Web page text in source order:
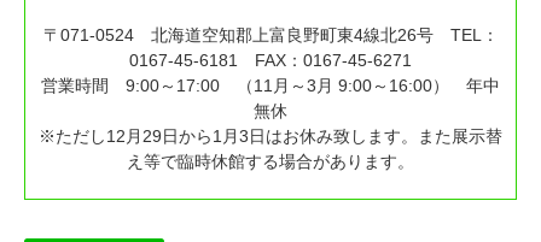
〒071-0524 北海道空知郡上富良野町東4線北26号 TEL：
0167-45-6181 FAX：0167-45-6271
営業時間 9:00～17:00 （11月～3月 9:00～16:00） 年中
無休
※ただし12月29日から1月3日はお休み致します。また展示替
え等で臨時休館する場合があります。